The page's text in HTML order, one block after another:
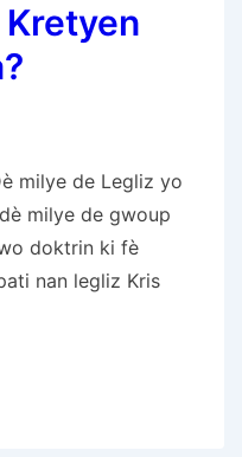
milye de Legliz yo
milye de gwoup
doktrin ki fè
nan legliz Kris